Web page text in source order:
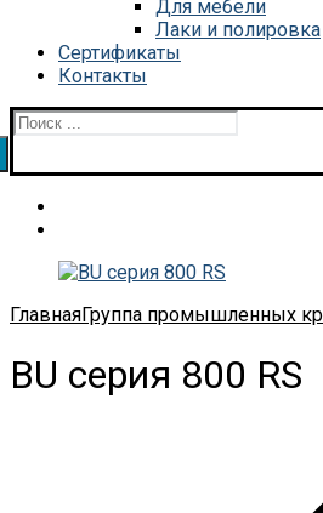
Для мебели
Лаки и полировка
Сертификаты
Контакты
Искать:
ГлавнаяГруппа промышленных
BU серия 800 RS